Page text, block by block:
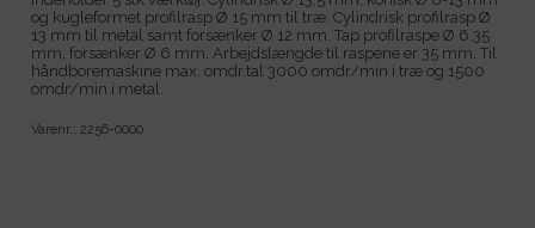
og kugleformet profilrasp Ø 15 mm til træ. Cylindrisk profilrasp Ø
13 mm til metal samt forsænker Ø 12 mm. Tap profilraspe Ø 6,35
mm, forsænker Ø 6 mm. Arbejdslængde til raspene er 35 mm. Til
håndboremaskine max. omdr.tal 3000 omdr/min i træ og 1500
omdr/min i metal.
Varenr.:2256-0000